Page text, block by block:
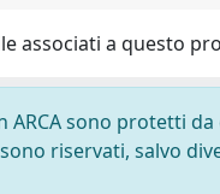
associati a questo
ARCA sono protetti
riservati, salvo